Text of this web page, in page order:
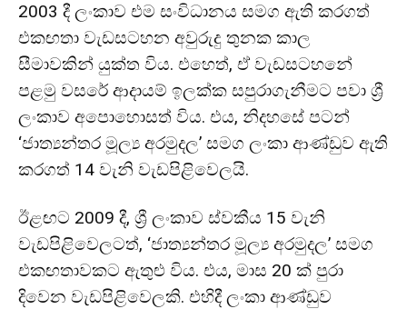
2003 දී ලංකාව එම සංවිධානය සමග ඇති කරගත්
එකඟතා වැඩසටහන අවුරුදු තුනක කාල
සීමාවකින් යුක්ත විය. එහෙත්, ඒ වැඩසටහනේ
පළමු වසරේ ආදායම් ඉලක්ක සපුරාගැනීමට පවා ශ්‍රී
ලංකාව අපොහොසත් විය. එය, නිදහසේ පටන්
‘ජාත්‍යන්තර මූල්‍ය අරමුදල’ සමග ලංකා ආණ්ඩුව ඇති
කරගත් 14 වැනි වැඩපිළිවෙලයි.
ඊළඟට 2009 දී, ශ්‍රී ලංකාව ස්වකීය 15 වැනි
වැඩපිළිවෙලටත්, ‘ජාත්‍යන්තර මූල්‍ය අරමුදල’ සමග
එකඟතාවකට ඇතුළු විය. එය, මාස 20 ක් පුරා
දිවෙන වැඩපිළිවෙලකි. එහිදී ලංකා ආණ්ඩුව